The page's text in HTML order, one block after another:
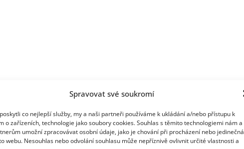
Spravovat své soukromí
co nejlepší služby, my a naši partneři používáme k ukládání a/nebo přístupu k
o zařízeních, technologie jako soubory cookies. Souhlas s těmito technologiemi nám a
umožní zpracovávat osobní údaje, jako je chování při procházení nebo jedinečná
webu. Nesouhlas nebo odvolání souhlasu může nepříznivě ovlivnit určité vlastnosti a